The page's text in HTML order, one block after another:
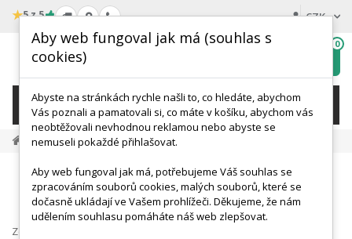
★5 z 5 CZK
wishlist
0
KATEGORIE
Vrácení Zboží Do 14 Dnů
VRÁCENÍ ZBOŽÍ V ZÁKONNÉ
LHŮTĚ 14 DNÍ
Ze zákona je každý spotřebitel chráněn při nákupu zboží mimo
Aby web fungoval jak má (souhlas s
cookies)
Abyste na stránkách rychle našli to, co hledáte, abychom
Vás poznali a pamatovali si, co máte v košíku, abychom vás
neobtěžovali nevhodnou reklamou nebo abyste se
nemuseli pokaždé přihlašovat.
Aby web fungoval jak má, potřebujeme Váš souhlas se
zpracováním souborů cookies, malých souborů, které se
dočasně ukládají ve Vašem prohlížeči. Děkujeme, že nám
udělením souhlasu pomáháte náš web zlepšovat.